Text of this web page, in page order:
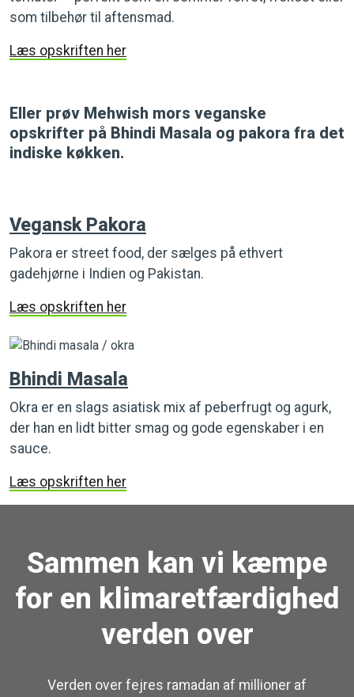
som tilbehør til aftensmad.
Læs opskriften her
Eller prøv Mehwish mors veganske
opskrifter på Bhindi Masala og pakora fra det
indiske køkken.
Vegansk Pakora
Pakora er street food, der sælges på ethvert
gadehjørne i Indien og Pakistan.
Læs opskriften her
Bhindi Masala
Okra er en slags asiatisk mix af peberfrugt og agurk,
der han en lidt bitter smag og gode egenskaber i en
sauce.
Læs opskriften her
Sammen kan vi kæmpe
for en klimaretfærdighed
verden over
Verden over fejres ramadan af millioner af